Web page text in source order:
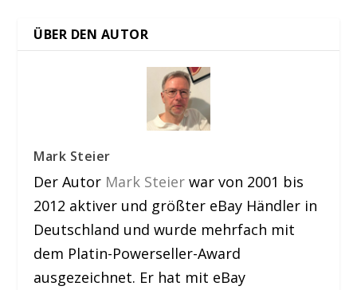
ÜBER DEN AUTOR
Mark Steier
Der Autor Mark Steier war von 2001 bis
2012 aktiver und größter eBay Händler in
Deutschland und wurde mehrfach mit
dem Platin-Powerseller-Award
ausgezeichnet. Er hat mit eBay